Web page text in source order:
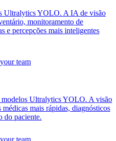
Ultralytics YOLO. A IA de visão
monitoramento de
e percepções mais inteligentes
modelos Ultralytics YOLO. A visão
mais rápidas, diagnósticos
do paciente.